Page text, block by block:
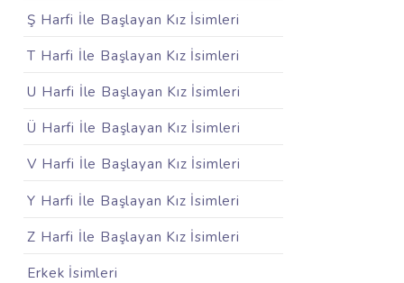
Ş Harfi İle Başlayan Kız İsimleri
T Harfi İle Başlayan Kız İsimleri
U Harfi İle Başlayan Kız İsimleri
Ü Harfi İle Başlayan Kız İsimleri
V Harfi İle Başlayan Kız İsimleri
Y Harfi İle Başlayan Kız İsimleri
Z Harfi İle Başlayan Kız İsimleri
Erkek İsimleri